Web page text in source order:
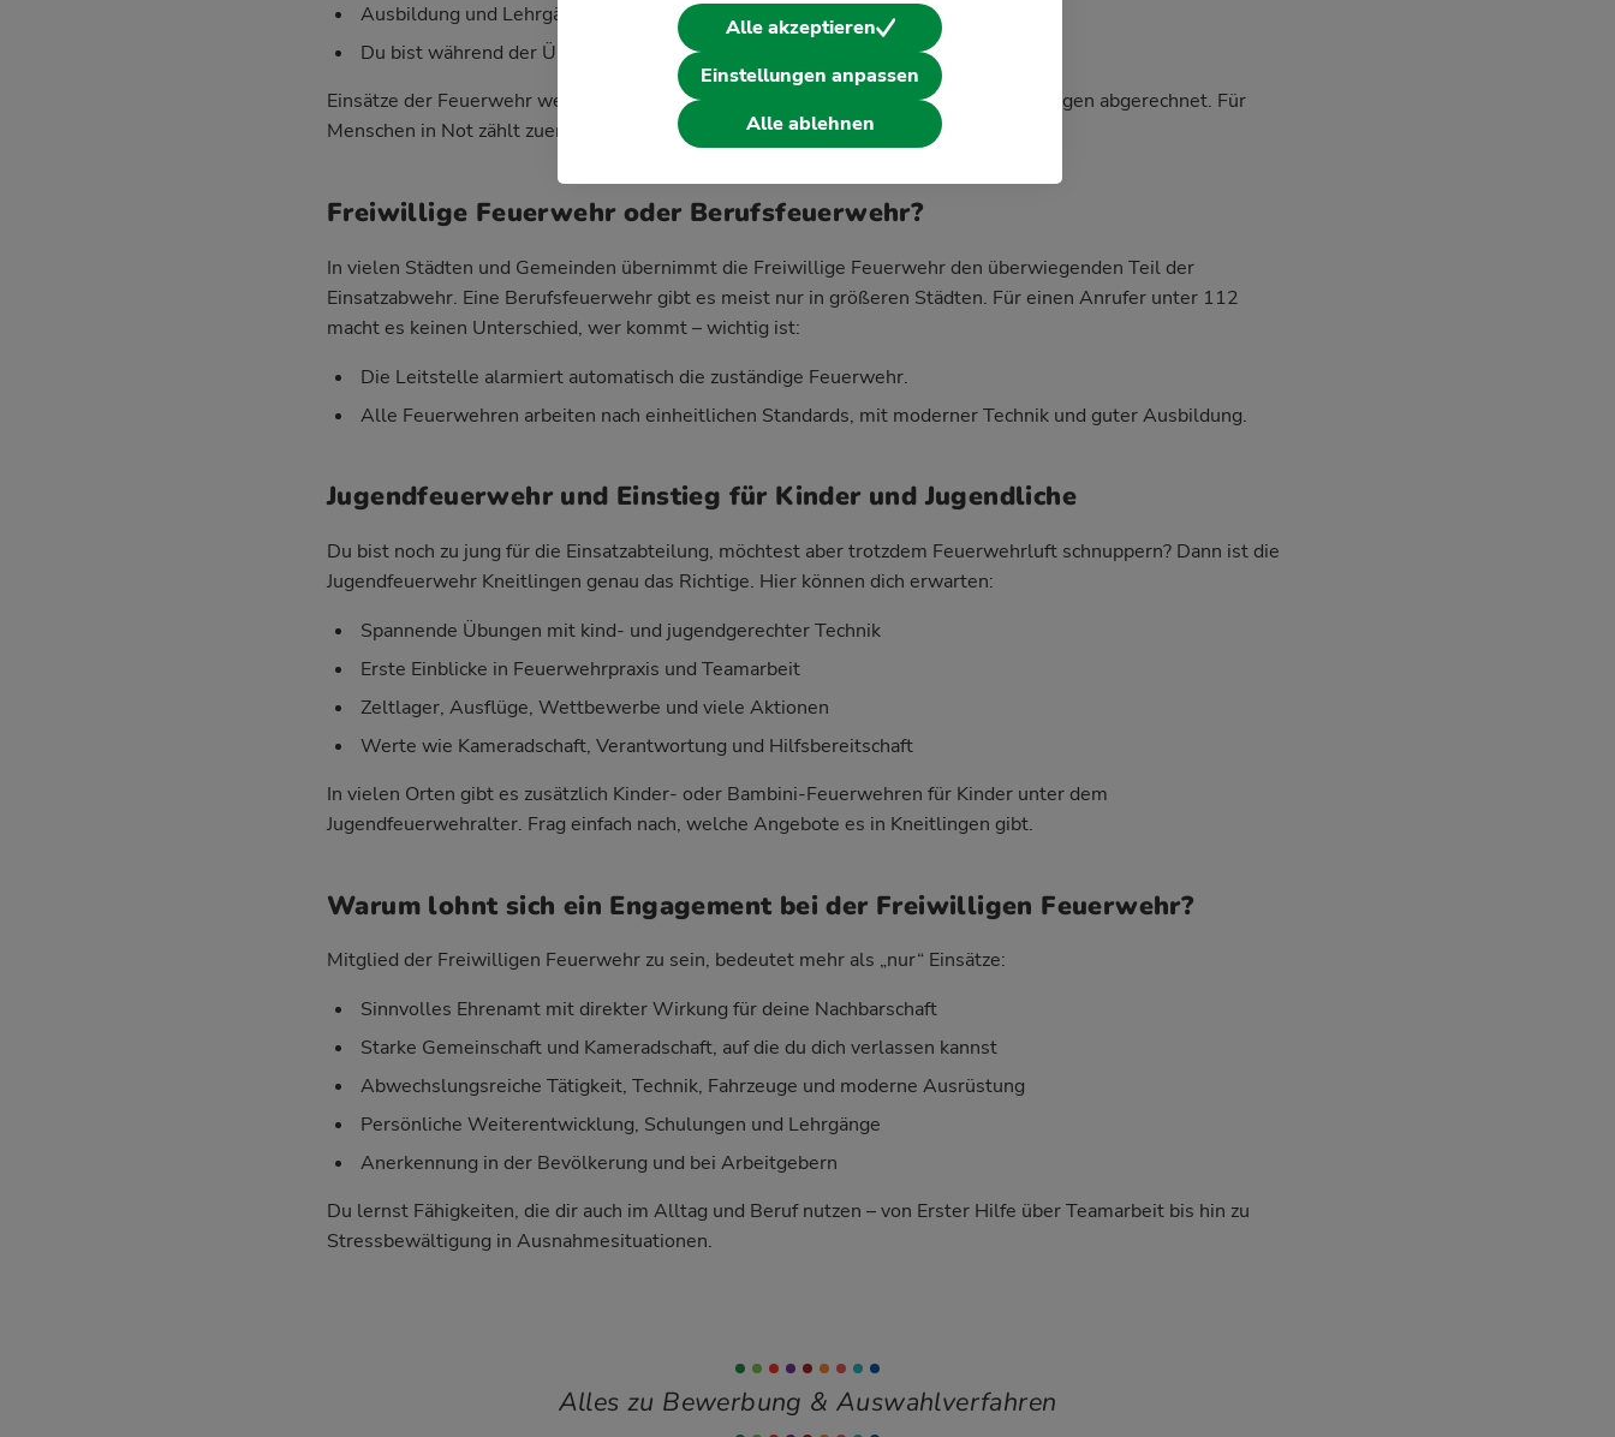
Ausbildung und Lehrgänge sind für dich kostenlos
Du bist während der Übungen und Einsätze gesetzlich unfallversichert
Einsätze der Feuerwehr werden in vielen Fällen über die Kommune oder Versicherungen abgerechnet. Für
Menschen in Not zählt zuerst: schnelle und professionelle Hilfe.
Freiwillige Feuerwehr oder Berufsfeuerwehr?
In vielen Städten und Gemeinden übernimmt die Freiwillige Feuerwehr den überwiegenden Teil der
Einsatzabwehr. Eine Berufsfeuerwehr gibt es meist nur in größeren Städten. Für einen Anrufer unter 112
macht es keinen Unterschied, wer kommt – wichtig ist:
Die Leitstelle alarmiert automatisch die zuständige Feuerwehr.
Alle Feuerwehren arbeiten nach einheitlichen Standards, mit moderner Technik und guter Ausbildung.
Jugendfeuerwehr und Einstieg für Kinder und Jugendliche
Du bist noch zu jung für die Einsatzabteilung, möchtest aber trotzdem Feuerwehrluft schnuppern? Dann ist die
Jugendfeuerwehr Kneitlingen genau das Richtige. Hier können dich erwarten:
Spannende Übungen mit kind- und jugendgerechter Technik
Erste Einblicke in Feuerwehrpraxis und Teamarbeit
Zeltlager, Ausflüge, Wettbewerbe und viele Aktionen
Werte wie Kameradschaft, Verantwortung und Hilfsbereitschaft
In vielen Orten gibt es zusätzlich Kinder- oder Bambini-Feuerwehren für Kinder unter dem
Jugendfeuerwehralter. Frag einfach nach, welche Angebote es in Kneitlingen gibt.
Warum lohnt sich ein Engagement bei der Freiwilligen Feuerwehr?
Mitglied der Freiwilligen Feuerwehr zu sein, bedeutet mehr als „nur“ Einsätze:
Sinnvolles Ehrenamt mit direkter Wirkung für deine Nachbarschaft
Starke Gemeinschaft und Kameradschaft, auf die du dich verlassen kannst
Abwechslungsreiche Tätigkeit, Technik, Fahrzeuge und moderne Ausrüstung
Persönliche Weiterentwicklung, Schulungen und Lehrgänge
Anerkennung in der Bevölkerung und bei Arbeitgebern
Du lernst Fähigkeiten, die dir auch im Alltag und Beruf nutzen – von Erster Hilfe über Teamarbeit bis hin zu
Stressbewältigung in Ausnahmesituationen.
Alles zu Bewerbung & Auswahlverfahren
Alle akzeptieren
Einstellungen anpassen
Alle ablehnen